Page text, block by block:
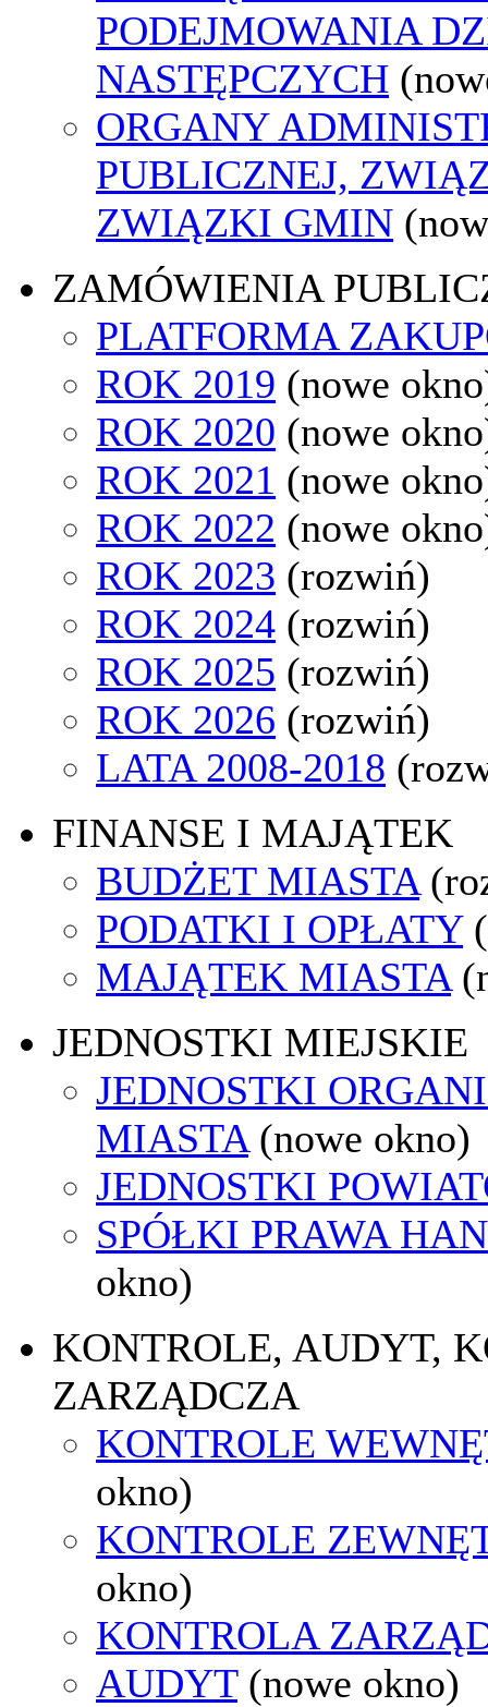
PODEJMOWANIA
NASTĘPCZYCH
ORGANY
PUBLICZNEJ,
ZWIĄZKI GMIN
ZAMÓWIENIA
PLATFORMA
ROK 2019 (nowe
ROK 2020 (nowe
ROK 2021 (nowe
ROK 2022 (nowe
ROK 2023 (rozwiń)
ROK 2024 (rozwiń)
ROK 2025 (rozwiń)
ROK 2026 (rozwiń)
LATA 2008-2018
FINANSE I MAJĄTEK
BUDŻET MIASTA
PODATKI I OPŁATY
MAJĄTEK MIASTA
JEDNOSTKI MIEJSKIE
JEDNOSTKI
MIASTA (nowe okno)
JEDNOSTKI
SPÓŁKI PRAWA
okno)
KONTROLE, AUDYT,
ZARZĄDCZA
KONTROLE
okno)
KONTROLE
okno)
KONTROLA
AUDYT (nowe okno)